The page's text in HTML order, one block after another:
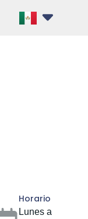
Horario
Lunes a